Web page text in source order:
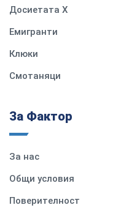
Досиетата Х
Емигранти
Клюки
Смотаняци
За Фактор
За нас
Общи условия
Поверителност